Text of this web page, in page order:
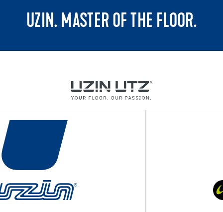
UZIN. MASTER OF THE FLOOR.